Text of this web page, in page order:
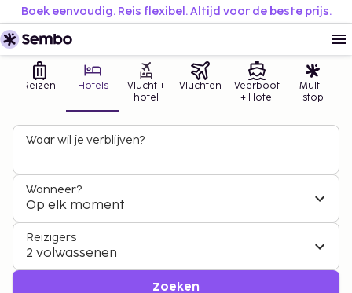
Boek eenvoudig. Reis flexibel. Altijd voor de beste prijs.
Reizen Hotels
Vlucht +
hotel
Vluchten
Veerboot
+ Hotel
Multi-
stop
Waar wil je verblijven?
Wanneer?
Op elk moment
Reizigers
2 volwassenen
Zoeken